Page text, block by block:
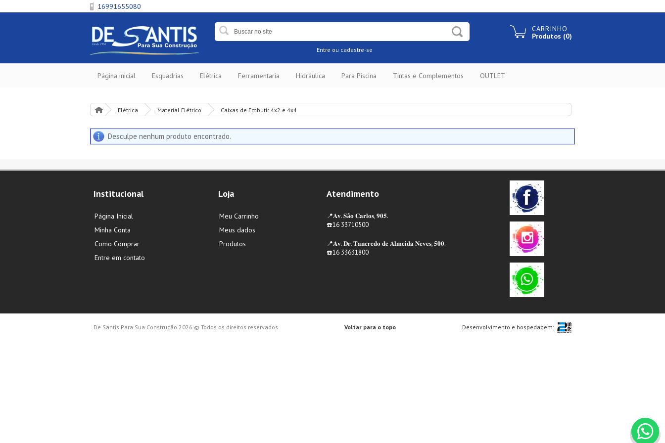
16991655080
Entre ou cadastre-se
CARRINHO
Produtos (0)
Página inicial Esquadrias Elétrica Ferramentaria Hidráulica Para Piscina Tintas e Complementos OUTLET
Elétrica Material Elétrico Caixas de Embutir 4x2 e 4x4
Desculpe nenhum produto encontrado.
Institucional
Página Inicial
Minha Conta
Como Comprar
Entre em contato
Loja
Meu Carrinho
Meus dados
Produtos
Atendimento
📍𝐀𝐯. 𝐒ã𝐨 𝐂𝐚𝐫𝐥𝐨𝐬, 𝟗𝟎𝟓.
☎️16 33710500
📍𝐀𝐯. 𝐃𝐫. 𝐓𝐚𝐧𝐜𝐫𝐞𝐝𝐨 𝐝𝐞 𝐀𝐥𝐦𝐞𝐢𝐝𝐚 𝐍𝐞𝐯𝐞𝐬, 𝟓𝟎𝟎.
☎️16 33631800
De Santis Para Sua Construção 2026 © Todos os direitos reservados Desenvolvimento e hospedagem:
Voltar para o topo